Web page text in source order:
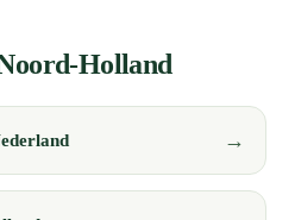
Holland